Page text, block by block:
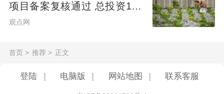
超一半供应链上市公司净利润下滑
中，不到一半供应链企业的净利润保持增
长，涨幅超100%的共15家，50%-100%的共
项目备案复核通过 总投资10
亿元
观点网
首页 > 推荐 > 正文
登陆 电脑版 网站地图 联系客服